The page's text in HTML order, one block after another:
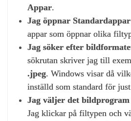
Appar.
Jag öppnar Standardappar
appar som öppnar olika
Jag söker efter
sökrutan skriver jag till
.jpeg. Windows visar då
inställd som standard för
Jag väljer det
Jag klickar på filtypen och